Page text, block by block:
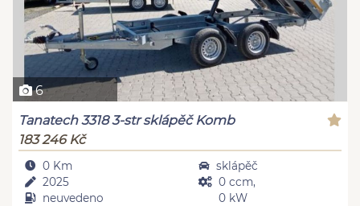
6
Tanatech 3318 3-str sklápěč Komb
183 246 Kč
0 Km
2025
neuvedeno
sklápěč
0 ccm,
0 kW